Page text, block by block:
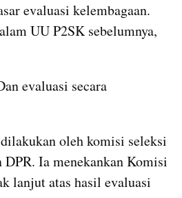
evaluasi kelembagaan.
UU P2SK sebelumnya,
evaluasi secara
oleh komisi seleksi
Ia menekankan Komisi
lanjut atas hasil evaluasi